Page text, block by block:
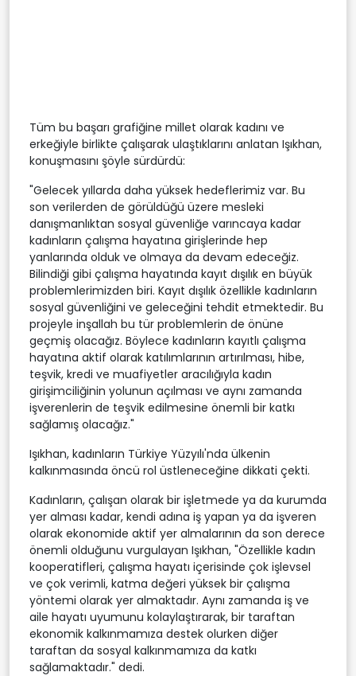
Tüm bu başarı grafiğine millet olarak kadını ve
erkeğiyle birlikte çalışarak ulaştıklarını anlatan Işıkhan,
konuşmasını şöyle sürdürdü:
"Gelecek yıllarda daha yüksek hedeflerimiz var. Bu
son verilerden de görüldüğü üzere mesleki
danışmanlıktan sosyal güvenliğe varıncaya kadar
kadınların çalışma hayatına girişlerinde hep
yanlarında olduk ve olmaya da devam edeceğiz.
Bilindiği gibi çalışma hayatında kayıt dışılık en büyük
problemlerimizden biri. Kayıt dışılık özellikle kadınların
sosyal güvenliğini ve geleceğini tehdit etmektedir. Bu
projeyle inşallah bu tür problemlerin de önüne
geçmiş olacağız. Böylece kadınların kayıtlı çalışma
hayatına aktif olarak katılımlarının artırılması, hibe,
teşvik, kredi ve muafiyetler aracılığıyla kadın
girişimciliğinin yolunun açılması ve aynı zamanda
işverenlerin de teşvik edilmesine önemli bir katkı
sağlamış olacağız."
Işıkhan, kadınların Türkiye Yüzyılı'nda ülkenin
kalkınmasında öncü rol üstleneceğine dikkati çekti.
Kadınların, çalışan olarak bir işletmede ya da kurumda
yer alması kadar, kendi adına iş yapan ya da işveren
olarak ekonomide aktif yer almalarının da son derece
önemli olduğunu vurgulayan Işıkhan, "Özellikle kadın
kooperatifleri, çalışma hayatı içerisinde çok işlevsel
ve çok verimli, katma değeri yüksek bir çalışma
yöntemi olarak yer almaktadır. Aynı zamanda iş ve
aile hayatı uyumunu kolaylaştırarak, bir taraftan
ekonomik kalkınmamıza destek olurken diğer
taraftan da sosyal kalkınmamıza da katkı
sağlamaktadır." dedi.